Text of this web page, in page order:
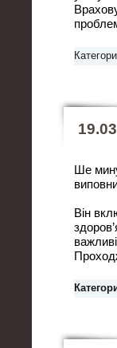
Ше
Він